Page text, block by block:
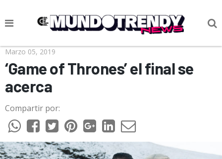
NOTICIAS
CULTURA POP
CIENCIA Y TECNOLOGÍA
VIDA
SOCIEDAD
CULTURIZANDO.COM
Marzo 05, 2019
‘Game of Thrones’ el final se
acerca
Compartir por: